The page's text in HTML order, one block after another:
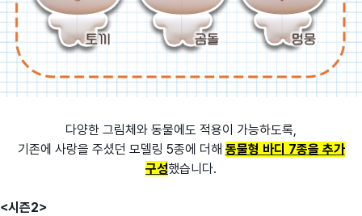
다양한 그림체와 동물에도 적용이 가능하도록,
기존에 사랑을 주셨던 모델링 5종에 더해 동물형 바디 7종을 추가
구성했습니다.
<시즌2>